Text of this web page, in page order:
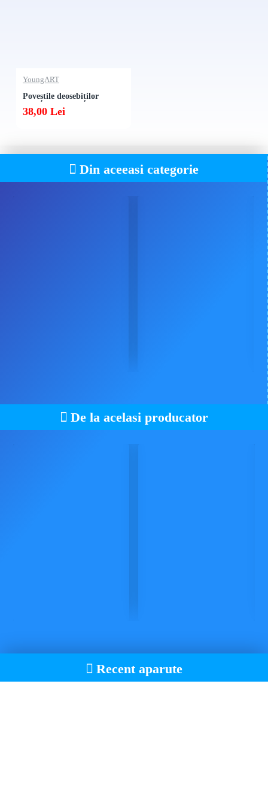
YoungART
Poveștile deosebiților
38,00 Lei
Din aceeasi categorie
De la acelasi producator
Recent aparute